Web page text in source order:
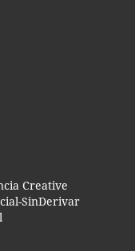
Creative
SinDerivar